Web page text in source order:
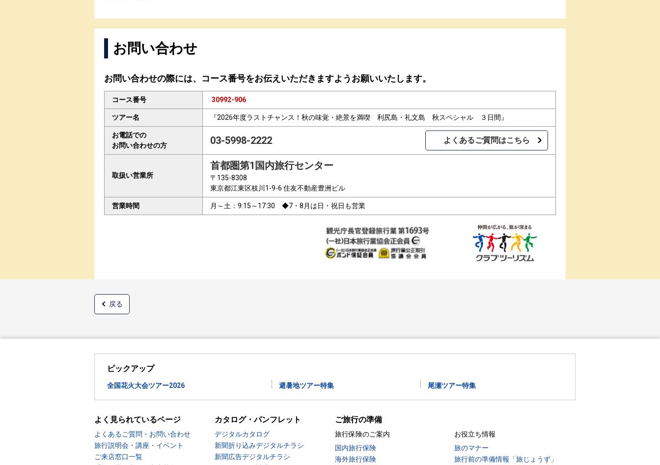
お問い合わせ
お問い合わせの際には、コース番号をお伝えいただきますようお願いいたします。
コース番号 30992-906
ツアー名 『2026年度ラストチャンス！秋の味覚・絶景を満喫 利尻島・礼文島 秋スペシャル ３日間』
お電話での
お問い合わせの方
03-5998-2222 よくあるご質問はこちら
取扱い営業所
首都圏第1国内旅行センター
〒135-8308
東京都江東区枝川1-9-6 住友不動産豊洲ビル
営業時間 月～土：9:15～17:30 ◆7・8月は日・祝日も営業
戻る
ピックアップ
全国花火大会ツアー2026 避暑地ツアー特集 尾瀬ツアー特集
よく見られているページ
よくあるご質問・お問い合わせ
旅行説明会・講座・イベント
ご来店窓口一覧
カタログ・パンフレット
デジタルカタログ
新聞折り込みデジタルチラシ
新聞広告デジタルチラシ
ご旅行の準備
旅行保険のご案内
国内旅行保険
海外旅行保険
お役立ち情報
旅のマナー
旅行前の準備情報「旅じょうず」